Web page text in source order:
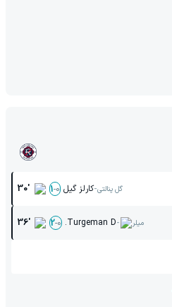
30' 0
-
1 کارلز گیل-گل پنالتی
36' 0
-
2 Turgeman D.- میلر